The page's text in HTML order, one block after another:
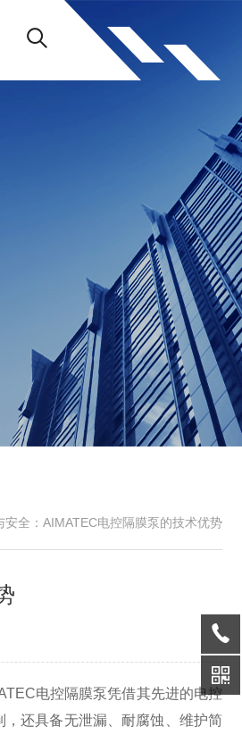
安全：AIMATEC电控隔膜泵的技术优势
电控隔膜泵凭借其先进的电控
还具备无泄漏、耐腐蚀、维护简